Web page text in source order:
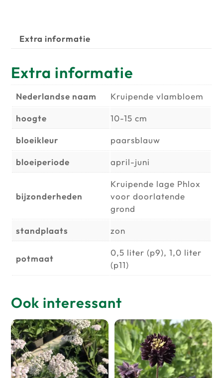
Extra informatie
Extra informatie
Nederlandse naam Kruipende vlambloem
hoogte 10-15 cm
bloeikleur paarsblauw
bloeiperiode april-juni
bijzonderheden
Kruipende lage Phlox
voor doorlatende
grond
standplaats zon
potmaat
0,5 liter (p9), 1,0 liter
(p11)
Ook interessant